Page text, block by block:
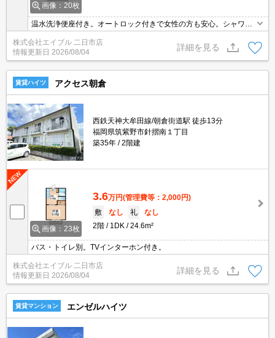
画像：20枚
温水洗浄便座付き。オートロック付きで女性の方も安心。シャワー
株式会社エイブル 二日市店
情報更新日 2026/08/04
詳細を見る
賃貸ハイツ アクセス朝倉
西鉄天神大牟田線/朝倉街道駅 徒歩13分
福岡県筑紫野市針摺南１丁目
築35年
2階建
画像：23枚
3.6万円(管理費等：2,000円)
敷
なし 礼
なし
2階
1DK 24.6m²
バス・トイレ別。TVインターホン付き。
株式会社エイブル 二日市店
情報更新日 2026/08/04
詳細を見る
賃貸マンション エンゼルハイツ